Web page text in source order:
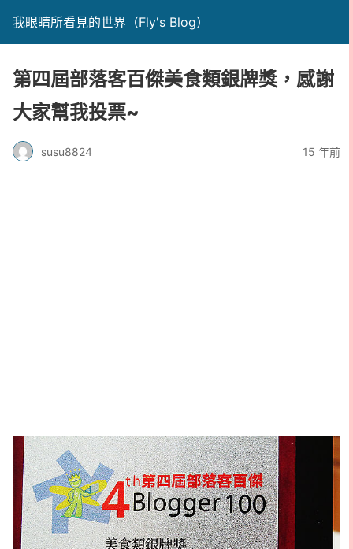
我眼睛所看見的世界（Fly's Blog）
第四屆部落客百傑美食類銀牌獎，感謝
大家幫我投票~
susu8824 15 年前